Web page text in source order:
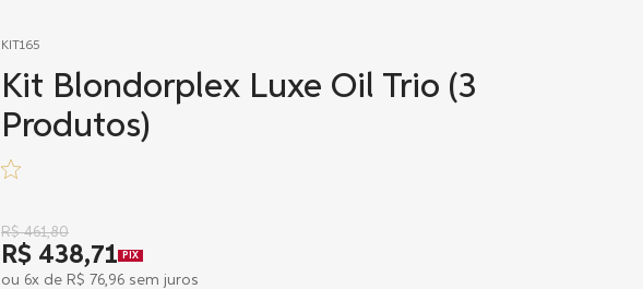
KIT165
Kit Blondorplex Luxe Oil Trio (3
Produtos)
R$ 461,80
R$ 438,71 PIX
ou 6x de R$ 76,96 sem juros